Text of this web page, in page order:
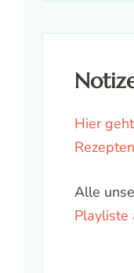
Hier
Rezepten
Alle
Playliste